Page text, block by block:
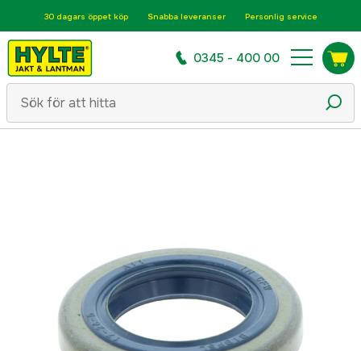
30 dagars öppet köp Snabba leveranser Personlig service
0345 - 400 00